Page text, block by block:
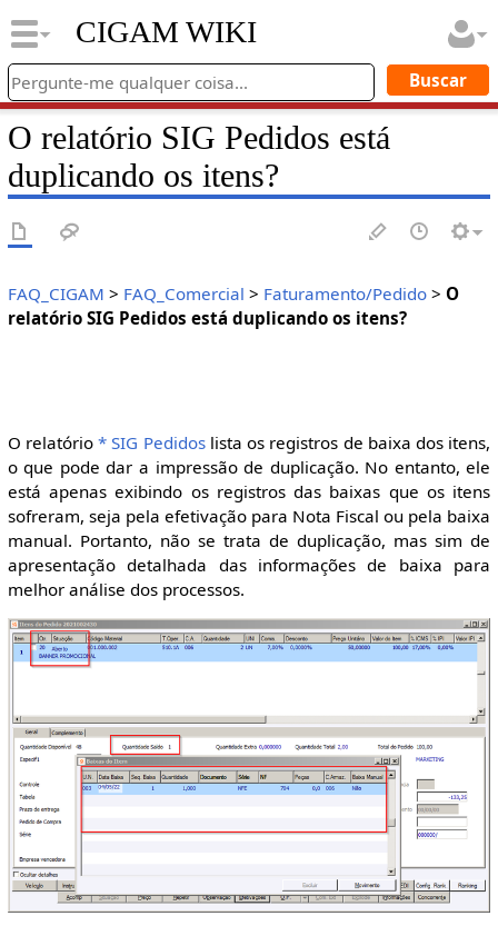
CIGAM WIKI
O relatório SIG Pedidos está
duplicando os itens?
FAQ_CIGAM > FAQ_Comercial > Faturamento/Pedido> O
relatório SIG Pedidos está duplicando os itens?
O relatório* SIG Pedidoslista os registros de baixa dos itens,
o que pode dar a impressão de duplicação. No entanto, ele
está apenas exibindo os registros das baixas que os itens
sofreram, seja pela efetivação para Nota Fiscal ou pela baixa
manual. Portanto, não se trata de duplicação, mas sim de
apresentação detalhada das informações de baixa para
melhor análise dos processos.